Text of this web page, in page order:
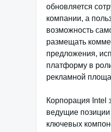
обновляется
компании, а
возможность
размещать
предложения,
платформу в
рекламной
Корпорация Intel
ведущие
ключевых